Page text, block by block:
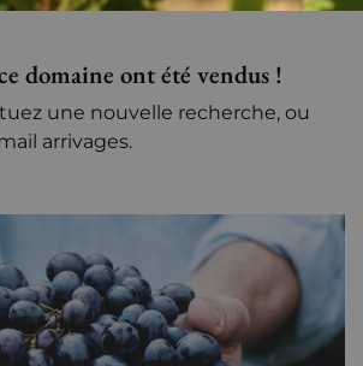
domaine ont été vendus !
une nouvelle recherche, ou
arrivages.